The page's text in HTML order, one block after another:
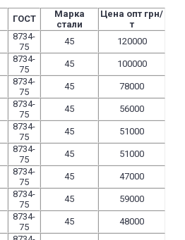
ГОСТ
Марка
стали
Цена опт грн/
т
8734-
75
45 120000
8734-
75
45 100000
8734-
75
45 78000
8734-
75
45 56000
8734-
75
45 51000
8734-
75
45 51000
8734-
75
45 47000
8734-
75
45 59000
8734-
75
45 48000